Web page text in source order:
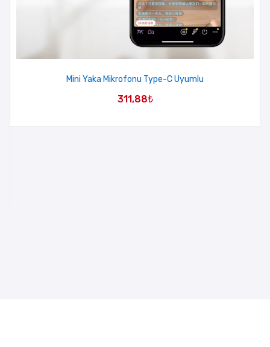
Mini Yaka Mikrofonu Type-C Uyumlu
311,88₺